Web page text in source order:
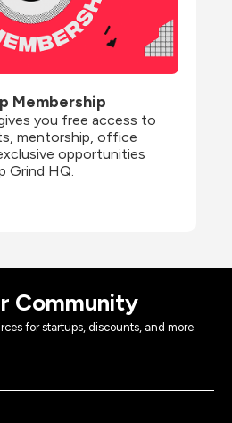
Membership
you free access to
mentorship, office
opportunities
Grind HQ.
Community
for startups, discounts, and more.